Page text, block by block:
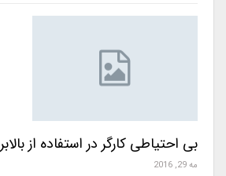
بی احتیاطی کارگر در استفاده از بالابر
مه 29, 2016